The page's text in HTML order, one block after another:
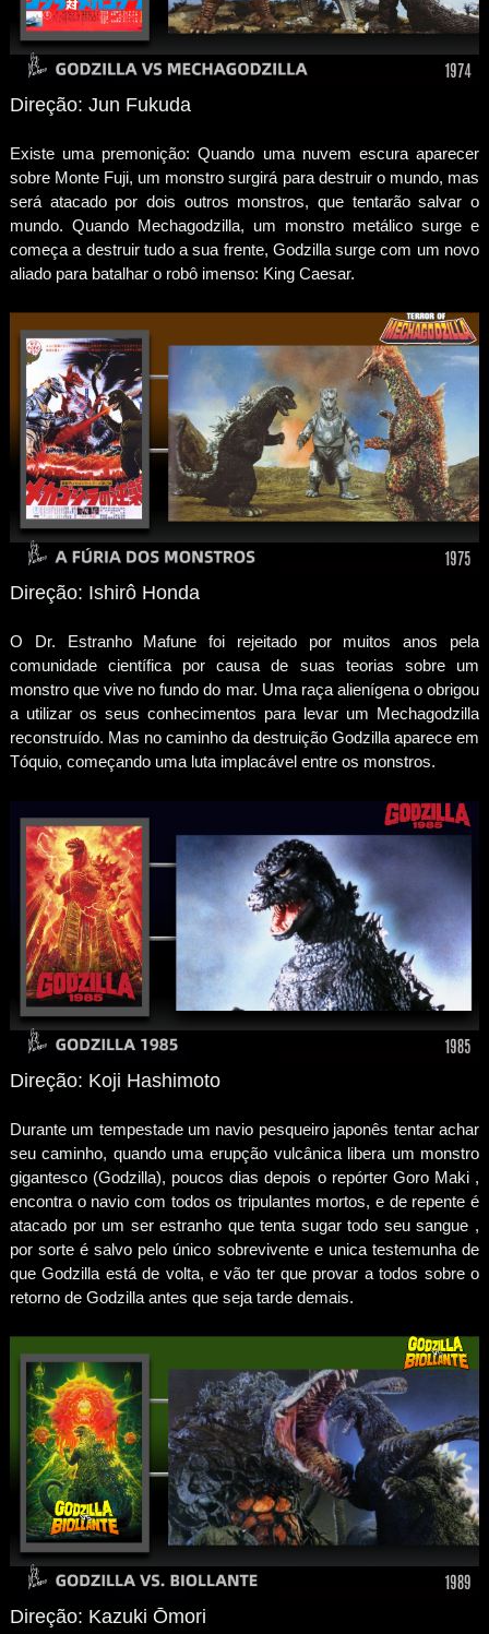
Direção: Jun Fukuda
Existe uma premonição: Quando uma nuvem escura aparecer
sobre Monte Fuji, um monstro surgirá para destruir o mundo, mas
será atacado por dois outros monstros, que tentarão salvar o
mundo. Quando Mechagodzilla, um monstro metálico surge e
começa a destruir tudo a sua frente, Godzilla surge com um novo
aliado para batalhar o robô imenso: King Caesar.
Direção: Ishirô Honda
O Dr. Estranho Mafune foi rejeitado por muitos anos pela
comunidade científica por causa de suas teorias sobre um
monstro que vive no fundo do mar. Uma raça alienígena o obrigou
a utilizar os seus conhecimentos para levar um Mechagodzilla
reconstruído. Mas no caminho da destruição Godzilla aparece em
Tóquio, começando uma luta implacável entre os monstros.
Direção: Koji Hashimoto
Durante um tempestade um navio pesqueiro japonês tentar achar
seu caminho, quando uma erupção vulcânica libera um monstro
gigantesco (Godzilla), poucos dias depois o repórter Goro Maki ,
encontra o navio com todos os tripulantes mortos, e de repente é
atacado por um ser estranho que tenta sugar todo seu sangue ,
por sorte é salvo pelo único sobrevivente e unica testemunha de
que Godzilla está de volta, e vão ter que provar a todos sobre o
retorno de Godzilla antes que seja tarde demais.
Direção: Kazuki Ōmori